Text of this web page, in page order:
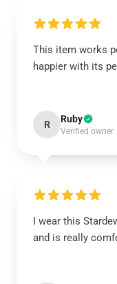
This item works
happier with its
R Ruby
Verified owner
I wear this
and is really